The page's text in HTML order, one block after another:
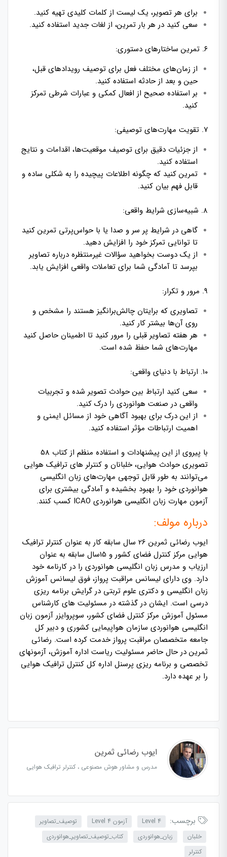
برای هر تصویر، یک لیست از کلمات کلیدی تهیه کنید.
سعی کنید در هر بار تمرین، از لغات جدید استفاده کنید.
۶. تمرین ساختارهای دستوری:
از زمان‌های مختلف فعل برای توصیف رویدادهای قبل،
حین و بعد از حادثه استفاده کنید.
بر استفاده صحیح از افعال کمکی و عبارات شرطی تمرکز
کنید.
۷. تقویت مهارت‌های توصیفی:
از جزئیات دقیق برای توصیف موقعیت‌ها، اقدامات و نتایج
استفاده کنید.
تمرین کنید که چگونه اطلاعات پیچیده را به شکلی ساده و
قابل فهم بیان کنید.
۸. شبیه‌سازی شرایط واقعی:
گاهی در شرایط پر سر و صدا یا با حواس‌پرتی تمرین کنید
تا توانایی تمرکز خود را افزایش دهید.
از یک دوست بخواهید سؤالات غیرمنتظره درباره تصاویر
بپرسد تا آمادگی شما برای تعاملات واقعی افزایش یابد.
۹. مرور و تکرار:
تصاویری که برایتان چالش‌برانگیز هستند را مشخص و
روی آن‌ها بیشتر کار کنید.
هر هفته تصاویر قبلی را مرور کنید تا اطمینان حاصل کنید
مهارت‌های شما حفظ شده است.
۱۰. ارتباط با دنیای واقعی:
سعی کنید ارتباط بین حوادث تصویر شده و تجربیات
واقعی در صنعت هوانوردی را درک کنید.
از این درک برای بهبود آگاهی خود از مسائل ایمنی و
اهمیت ارتباطات مؤثر استفاده کنید.
با پیروی از این پیشنهادات و استفاده منظم از کتاب 58
تصویری حوادث هوایی، خلبانان و کنترلر های ترافیک هوایی
می‌توانند به طور قابل توجهی مهارت‌های زبان انگلیسی
هوانوردی خود را بهبود بخشیده و آمادگی بیشتری برای
آزمون مهارت زبان انگلیسی هوانوردی ICAO کسب کنند.
درباره مولف:
ایوب رضائی ثمرین 26 سال سابقه کار به عنوان کنترلر ترافیک
هوایی مرکز کنترل فضای کشور و 15سال سابقه به عنوان
ارزیاب و مدرس زبان انگلیسی هوانوردی را در کارنامه خود
دارد. وی دارای لیسانس مراقبت پرواز، فوق لیسانس آموزش
زبان انگلیسی و دکتری علوم تربتی در گرایش برنامه ریزی
درسی است. ایشان در گذشته در مسئولیت های کارشناس
مسئول آموزش مرکز کنترل فضای کشور، سوپروایزر آزمون زبان
انگلیسی هوانوردی سازمان هواپیمایی کشوری و دبیر کل
جامعه متخصصان مراقبت پرواز خدمت کرده است. رضائی
ثمرین در حال حاضر مسئولیت ریاست اداره آموزش، آزمونهای
تخصصی و برنامه ریزی پرسنل اداره کل کنترل ترافیک هوایی
را بر عهده دارد.
ایوب رضائی ثمرین
مدرس و مشاور هوش مصنوعی ، کنترلر ترافیک هوایی
برچسب: Level 4 آزمون Level 4
توصیف_تصاویر
خلبان
زبان_هوانوردی
کتاب_توصیف_تصاویر_هوانوردی
کنترلر